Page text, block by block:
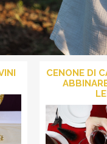
CENONE DI